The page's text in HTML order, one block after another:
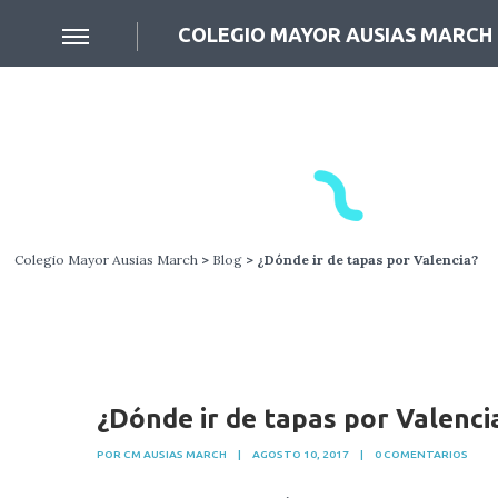
COLEGIO MAYOR AUSIAS MARCH
Colegio Mayor Ausias March > Blog > ¿Dónde ir de tapas por Valencia?
¿Dónde ir de tapas por
POR CM AUSIAS MARCH | AGOSTO 10, 2017 | 0 COMENTARIOS